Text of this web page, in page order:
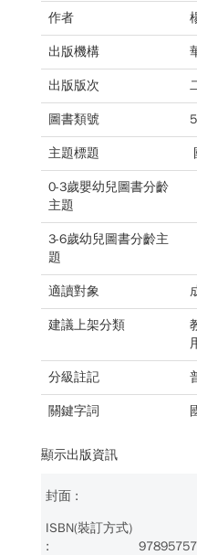
作者
出版機構
出版版次
圖書類號
主題標題
0-3歲嬰幼兒圖書分齡
主題
3-6歲幼兒圖書分齡主
題
適讀對象
建議上架分類
分級註記
關鍵字詞
顯示出版資訊